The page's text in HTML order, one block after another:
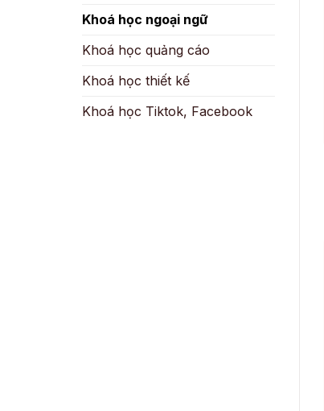
Khoá học ngoại ngữ
Khoá học quảng cáo
Khoá học thiết kế
Khoá học Tiktok, Facebook